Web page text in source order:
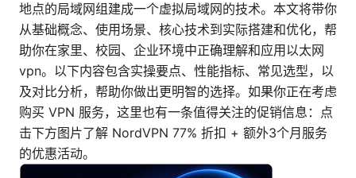
地点的局域网组建成一个虚拟局域网的技术。本文将带你
从基础概念、使用场景、核心技术到实际搭建和优化，帮
助你在家里、校园、企业环境中正确理解和应用以太网
vpn。以下内容包含实操要点、性能指标、常见选型，以
及对比分析，帮助你做出更明智的选择。如果你正在考虑
购买 VPN 服务，这里也有一条值得关注的促销信息：点
击下方图片了解 NordVPN 77% 折扣 + 额外3个月服务
的优惠活动。